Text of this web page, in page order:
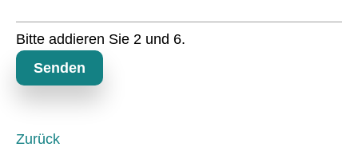
h
f
d
Bitte addieren Sie 2 und 6.
Senden
Zurück